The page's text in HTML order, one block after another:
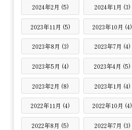
2024年2月 (5) 2024年1月 (3)
2023年11月 (5) 2023年10月 (4)
2023年8月 (3) 2023年7月 (4)
2023年5月 (4) 2023年4月 (5)
2023年2月 (8) 2023年1月 (4)
2022年11月 (4) 2022年10月 (4)
2022年8月 (5) 2022年7月 (3)